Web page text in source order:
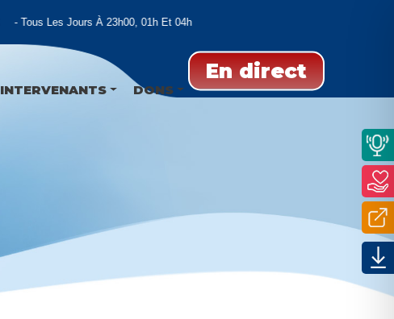
Tous Les Jours À 23h00, 01h Et 04h
En direct
INTERVENANTS DONS